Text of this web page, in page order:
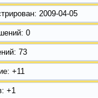
: 2009-04-05
0
73
+11
+1